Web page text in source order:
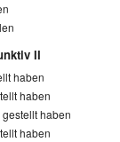
II
haben
haben
haben
haben